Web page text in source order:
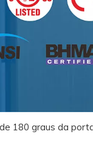
180 graus da